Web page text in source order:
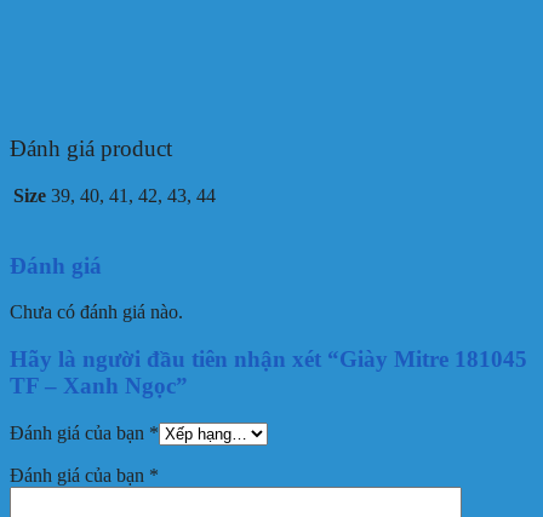
Đánh giá product
Size 39, 40, 41, 42, 43, 44
Đánh giá
Chưa có đánh giá nào.
Hãy là người đầu tiên nhận xét “Giày Mitre 181045
TF – Xanh Ngọc”
Đánh giá của bạn *
Đánh giá của bạn *